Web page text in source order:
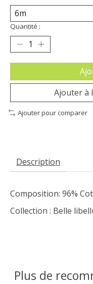
Quantité :
Ajouter à
Ajouter pour comparer
Description
Composition: 96%
Collection : Belle
Plus de